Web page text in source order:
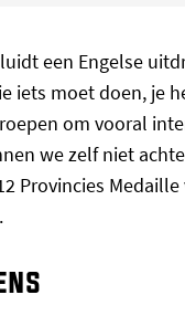
een Engelse
iets moet doen, je
om vooral
we zelf niet
Provincies